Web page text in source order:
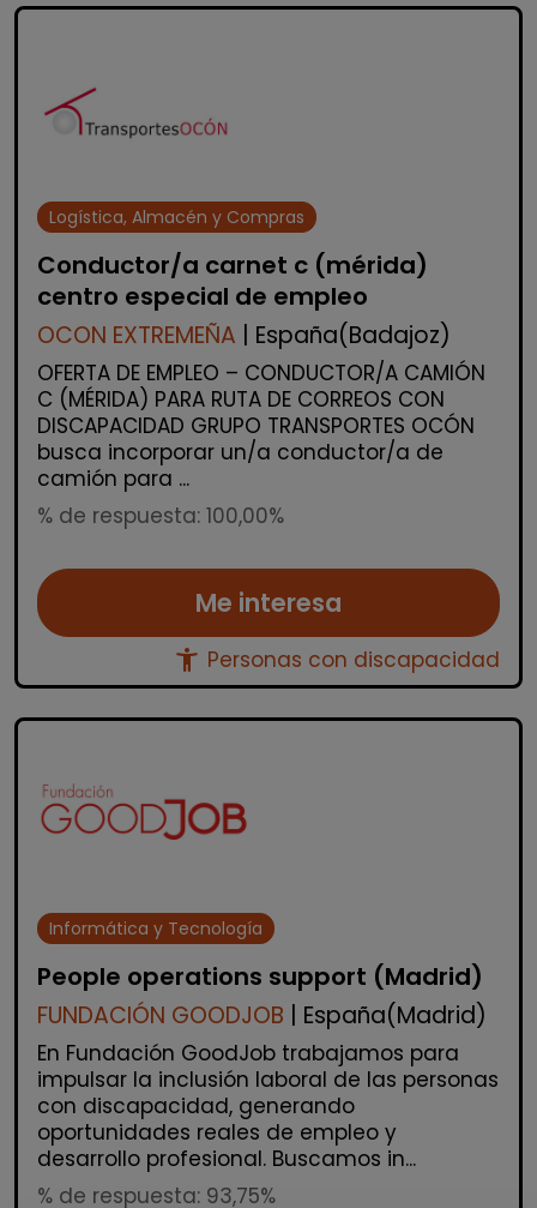
Logística, Almacén y Compras
Conductor/a carnet c (mérida)
centro especial de empleo
OCON EXTREMEÑA | España(Badajoz)
OFERTA DE EMPLEO – CONDUCTOR/A CAMIÓN
C (MÉRIDA) PARA RUTA DE CORREOS CON
DISCAPACIDAD GRUPO TRANSPORTES OCÓN
busca incorporar un/a conductor/a de
camión para ...
% de respuesta: 100,00%
Me interesa
accessibility_new Personas con discapacidad
Informática y Tecnología
People operations support (Madrid)
FUNDACIÓN GOODJOB | España(Madrid)
En Fundación GoodJob trabajamos para
impulsar la inclusión laboral de las personas
con discapacidad, generando
oportunidades reales de empleo y
desarrollo profesional. Buscamos in...
% de respuesta: 93,75%